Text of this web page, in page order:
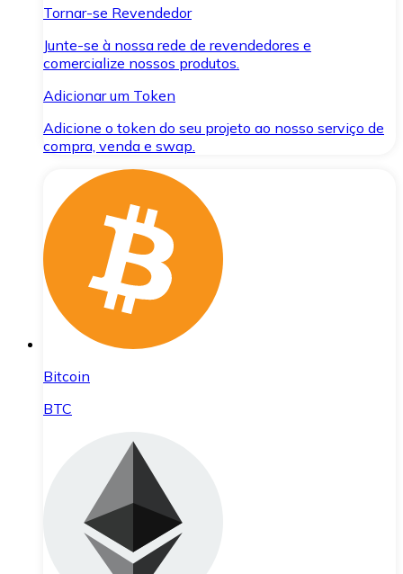
Tornar-se Revendedor
Junte-se à nossa rede de revendedores e
comercialize nossos produtos.
Adicionar um Token
Adicione o token do seu projeto ao nosso serviço de
compra, venda e swap.
Bitcoin
BTC